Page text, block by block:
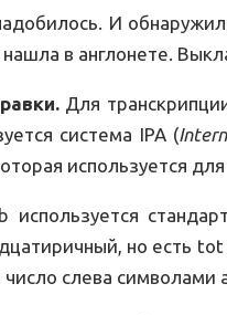
И
в англонете.
Для
система IPA (
используется
используется
но есть
слева символами